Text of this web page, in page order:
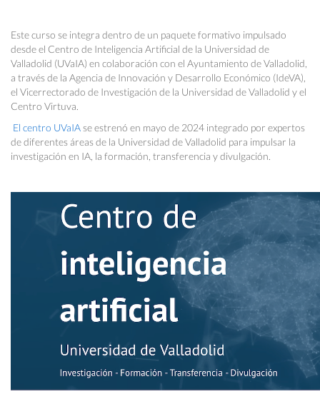
Este curso se integra dentro de un paquete formativo impulsado
desde el Centro de Inteligencia Artificial de la Universidad de
Valladolid (UVaIA) en colaboración con el Ayuntamiento de Valladolid,
a través de la Agencia de Innovación y Desarrollo Económico (IdeVA),
el Vicerrectorado de Investigación de la Universidad de Valladolid y el
Centro Virtuva.
El centro UVaIA se estrenó en mayo de 2024 integrado por expertos
de diferentes áreas de la Universidad de Valladolid para impulsar la
investigación en IA, la formación, transferencia y divulgación.